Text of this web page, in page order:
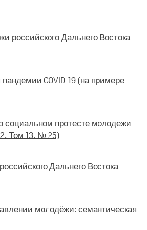
российского Дальнего Востока
COVID-19 (на примере
социальном протесте молодежи
Том 13. № 25)
Дальнего Востока
молодёжи: семантическая